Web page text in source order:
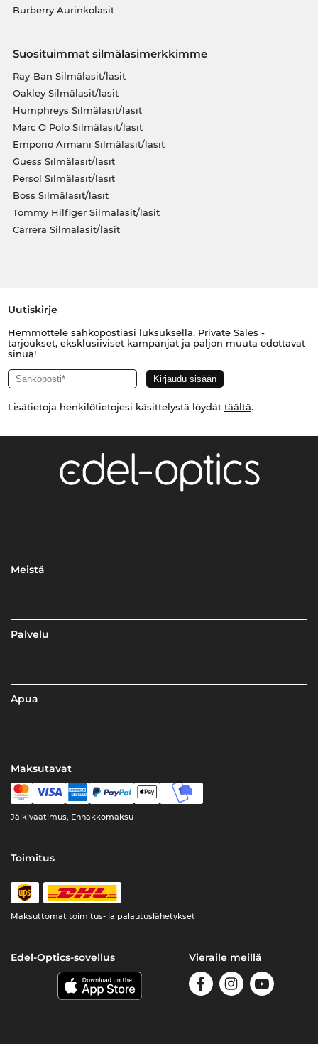
Burberry Aurinkolasit
Suosituimmat silmälasimerkkimme
Ray-Ban Silmälasit/lasit
Oakley Silmälasit/lasit
Humphreys Silmälasit/lasit
Marc O Polo Silmälasit/lasit
Emporio Armani Silmälasit/lasit
Guess Silmälasit/lasit
Persol Silmälasit/lasit
Boss Silmälasit/lasit
Tommy Hilfiger Silmälasit/lasit
Carrera Silmälasit/lasit
Uutiskirje
Hemmottele sähköpostiasi luksuksella. Private Sales -
tarjoukset, eksklusiiviset kampanjat ja paljon muuta odottavat
sinua!
Lisätietoja henkilötietojesi käsittelystä löydät täältä.
Meistä
Palvelu
Apua
Maksutavat
Jälkivaatimus, Ennakkomaksu
Toimitus
Maksuttomat toimitus- ja palautuslähetykset
Edel-Optics-sovellus Vieraile meillä